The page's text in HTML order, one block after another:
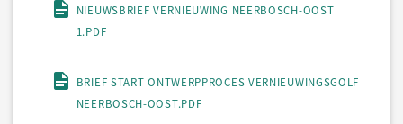
NIEUWSBRIEF VERNIEUWING NEERBOSCH-OOST
1.PDF
BRIEF START ONTWERPPROCES VERNIEUWINGSGOLF
NEERBOSCH-OOST.PDF